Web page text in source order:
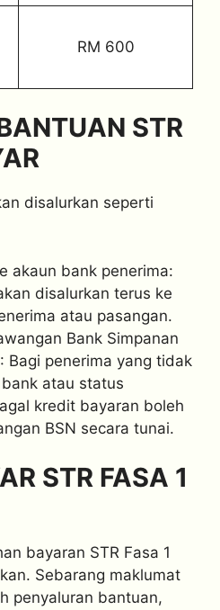
RM 600
STR
disalurkan seperti
akaun bank penerima:
disalurkan terus ke
atau pasangan.
Bank Simpanan
Bagi penerima yang tidak
atau status
kredit bayaran boleh
BSN secara tunai.
STR FASA 1
bayaran STR Fasa 1
Sebarang maklumat
penyaluran bantuan,